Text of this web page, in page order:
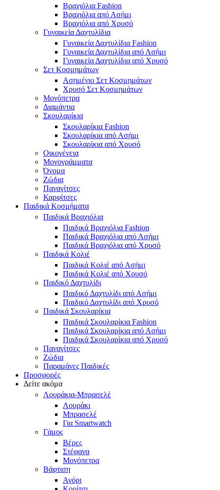
Βραχιόλια Fashion
Βραχιόλια από Ασήμι
Βραχιόλια από Χρυσό
Γυναικεία Δαχτυλίδια
Γυναικεία Δαχτυλίδια Fashion
Γυναικεία Δαχτυλίδια από Ασήμι
Γυναικεία Δαχτυλίδια από Χρυσό
Σετ Κοσμημάτων
Ασημένιο Σετ Κοσμημάτων
Χρυσό Σετ Κοσμημάτων
Μονόπετρα
Διαμάντια
Σκουλαρίκια
Σκουλαρίκια Fashion
Σκουλαρίκια από Ασήμι
Σκουλαρίκια από Χρυσό
Οικογένεια
Μονογράμματα
Όνομα
Ζώδια
Παναγίτσες
Καρφίτσες
Παιδικά Κοσμήματα
Παιδικά Βραχιόλια
Παιδικά Βραχιόλια Fashion
Παιδικά Βραχιόλια από Ασήμι
Παιδικά Βραχιόλια από Χρυσό
Παιδικά Κολιέ
Παιδικά Κολιέ από Ασήμι
Παιδικά Κολιέ από Χρυσό
Παιδικό Δαχτυλίδι
Παιδικό Δαχτυλίδι από Ασήμι
Παιδικό Δαχτυλίδι από Χρυσό
Παιδικά Σκουλαρίκια
Παιδικά Σκουλαρίκια Fashion
Παιδικά Σκουλαρίκια από Ασήμι
Παιδικά Σκουλαρίκια από Χρυσό
Παναγίτσες
Ζώδια
Παραμάνες Παιδικές
Προσφορές
Δείτε ακόμα
Λουράκια-Μπρασελέ
Λουράκι
Μπρασελέ
Για Smartwatch
Γάμος
Βέρες
Στέφανα
Μονόπετρα
Βάφτιση
Αγόρι